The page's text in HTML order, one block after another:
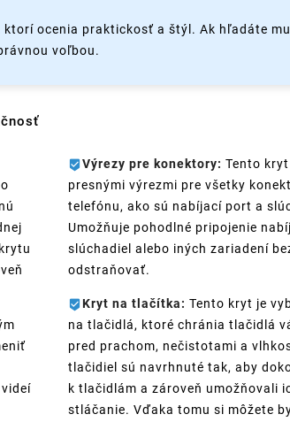
ktorí ocenia praktickosť a štýl. Ak hľadáte
voľbou.
Výrezy pre konektory: Tento
presnými výrezmi pre všetky
telefónu, ako sú nabíjací port a
Umožňuje pohodlné pripojenie
slúchadiel alebo iných zariadení
odstraňovať.
Kryt na tlačítka: Tento kryt je
na tlačidlá, ktoré chránia tlačidlá
pred prachom, nečistotami a
tlačidiel sú navrhnuté tak, aby
k tlačidlám a zároveň umožňovali
stláčanie. Vďaka tomu si môžete